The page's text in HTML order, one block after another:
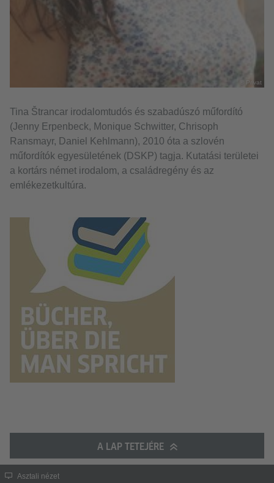
© Privat
Tina Štrancar irodalomtudós és szabadúszó műfordító
(Jenny Erpenbeck, Monique Schwitter, Chrisoph
Ransmayr, Daniel Kehlmann), 2010 óta a szlovén
műfordítók egyesületének (DSKP) tagja. Kutatási területei
a kortárs német irodalom, a családregény és az
emlékezetkultúra.
A LAP TETEJÉRE
Asztali nézet